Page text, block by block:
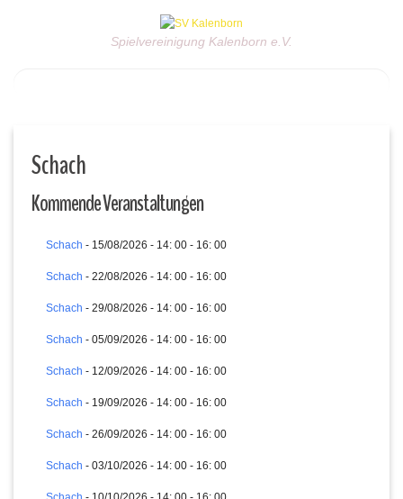
Spielvereinigung Kalenborn e.V.
Schach
Kommende Veranstaltungen
Schach - 15/08/2026 - 14: 00 - 16: 00
Schach - 22/08/2026 - 14: 00 - 16: 00
Schach - 29/08/2026 - 14: 00 - 16: 00
Schach - 05/09/2026 - 14: 00 - 16: 00
Schach - 12/09/2026 - 14: 00 - 16: 00
Schach - 19/09/2026 - 14: 00 - 16: 00
Schach - 26/09/2026 - 14: 00 - 16: 00
Schach - 03/10/2026 - 14: 00 - 16: 00